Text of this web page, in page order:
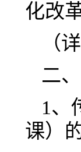
化改
（
二
1、
课）